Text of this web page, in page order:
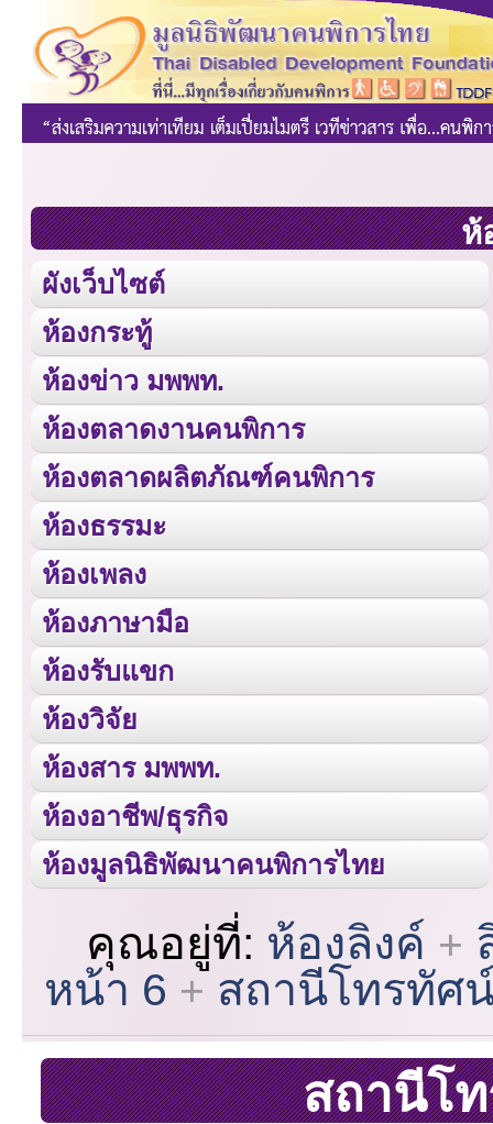
ห้
ผังเว็บไซต์
ห้องกระทู้
ห้องข่าว มพพท.
ห้องตลาดงานคนพิการ
ห้องตลาดผลิตภัณฑ์คนพิการ
ห้องธรรมะ
ห้องเพลง
ห้องภาษามือ
ห้องรับแขก
ห้องวิจัย
ห้องสาร มพพท.
ห้องอาชีพ/ธุรกิจ
ห้องมูลนิธิพัฒนาคนพิการไทย
คุณอยู่ที่: ห้องลิงค์
หน้า 6
สถานีโทรทัศ
สถานีโ